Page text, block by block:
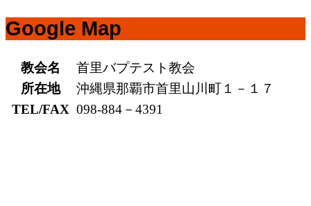
Google Map
教会名
首里バプテスト教会
所在地
沖縄県那覇市首里山川町１－１７
TEL/FAX 098‐884－4391